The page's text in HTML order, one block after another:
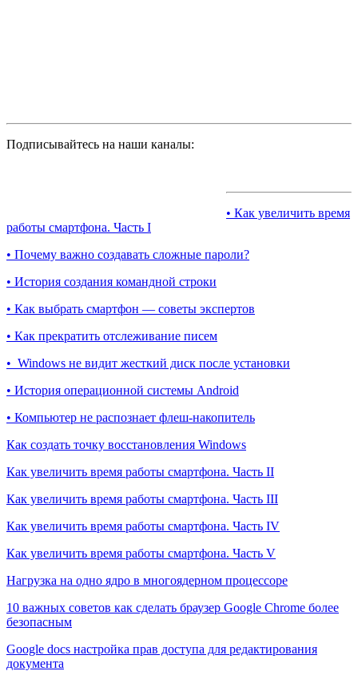
Подписывайтесь на наши каналы:
• Как увеличить время
работы смартфона. Часть I
• Почему важно создавать сложные пароли?
• История создания командной строки
• Как выбрать смартфон — советы экспертов
• Как прекратить отслеживание писем
• Windows не видит жесткий диск после установки
• История операционной системы Android
• Компьютер не распознает флеш-накопитель
Как создать точку восстановления Windows
Как увеличить время работы смартфона. Часть II
Как увеличить время работы смартфона. Часть III
Как увеличить время работы смартфона. Часть IV
Как увеличить время работы смартфона. Часть V
Нагрузка на одно ядро в многоядерном процессоре
10 важных советов как сделать браузер Google Chrome более
безопасным
Google docs настройка прав доступа для редактирования
документа